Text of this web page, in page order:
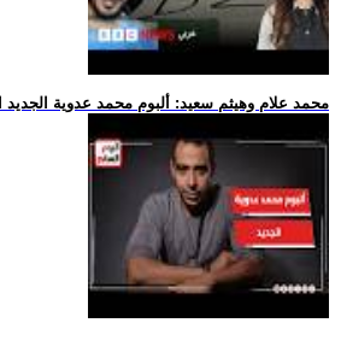
.. محمد علام وهيثم سعيد: ألبوم محمد عدوية الجديد